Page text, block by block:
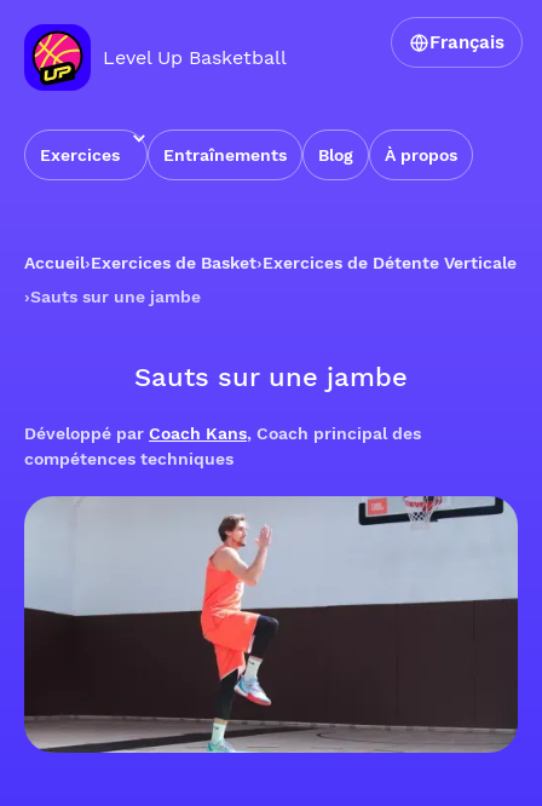
Level Up Basketball
Exercices Entraînements Blog À propos
Français
Accueil›Exercices de Basket›Exercices de Détente Verticale
›Sauts sur une jambe
Sauts sur une jambe
Développé par Coach Kans, Coach principal des
compétences techniques